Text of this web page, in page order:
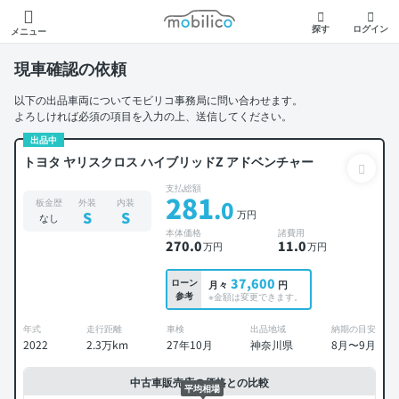
メニュー
モビリコ
探す ログイン
現車確認の依頼
以下の出品車両についてモビリコ事務局に問い合わせます。
よろしければ必須の項目を入力の上、送信してください。
出品中
トヨタ ヤリスクロス ハイブリッドZ アドベンチャー
板金歴
なし
外装
S
内装
S
支払総額
281.0 万円
本体価格
270.0万円
諸費用
11.0万円
ローン
参考
月々 37,600 円
※金額は変更できます。
年式
2022
走行距離
2.3万km
車検
27年10月
出品地域
神奈川県
納期の目安
8月〜9月
中古車販売店の価格との比較
平均相場